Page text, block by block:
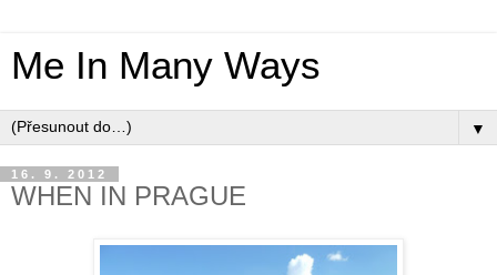
Me In Many Ways
▼
16. 9. 2012
WHEN IN PRAGUE